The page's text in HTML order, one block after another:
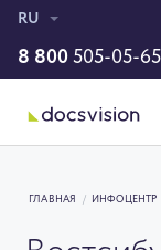
RU
8 800 505-05-65
ГЛАВНАЯ / ИНФОЦЕНТР